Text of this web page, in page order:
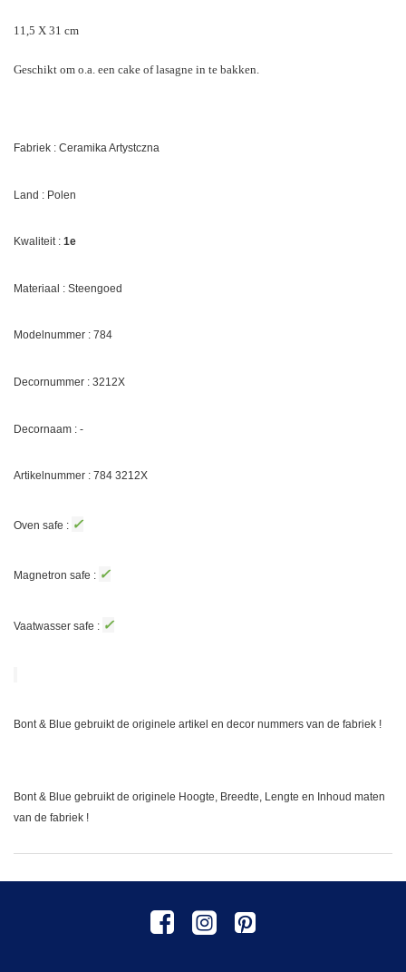
11,5 X 31 cm
Geschikt om o.a. een cake of lasagne in te bakken.
Fabriek : Ceramika Artystczna
Land : Polen
Kwaliteit : 1e
Materiaal : Steengoed
Modelnummer : 784
Decornummer : 3212X
Decornaam : -
Artikelnummer : 784 3212X
Oven safe : ✓
Magnetron safe : ✓
Vaatwasser safe : ✓
Bont & Blue gebruikt de originele artikel en decor nummers van de fabriek !
Bont & Blue gebruikt de originele Hoogte, Breedte, Lengte en Inhoud maten
van de fabriek !